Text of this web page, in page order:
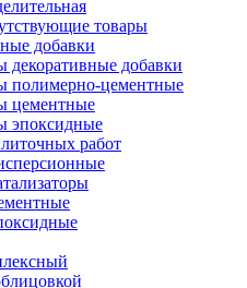
товары
добавки
декоративные добавки
полимерно-цементные
цементные
эпоксидные
работ